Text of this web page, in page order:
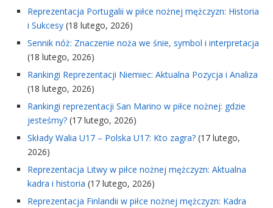
Reprezentacja Portugalii w piłce nożnej mężczyzn: Historia
i Sukcesy (18 lutego, 2026)
Sennik nóż: Znaczenie noża we śnie, symbol i interpretacja
(18 lutego, 2026)
Rankingi Reprezentacji Niemiec: Aktualna Pozycja i Analiza
(18 lutego, 2026)
Rankingi reprezentacji San Marino w piłce nożnej: gdzie
jesteśmy? (17 lutego, 2026)
Składy Walia U17 – Polska U17: Kto zagra? (17 lutego,
2026)
Reprezentacja Litwy w piłce nożnej mężczyzn: Aktualna
kadra i historia (17 lutego, 2026)
Reprezentacja Finlandii w piłce nożnej mężczyzn: Kadra